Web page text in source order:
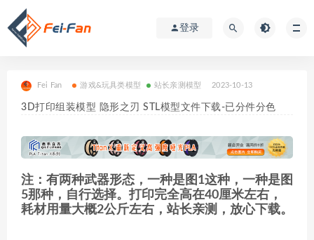
登录
Fei Fan 游戏&玩具类模型 站长亲测模型 2023-10-13
3D打印组装模型 隐形之刃 STL模型文件下载-已分件分色
注：有两种武器形态，一种是图1这种，一种是图
5那种，自行选择。打印完全高在40厘米左右，
耗材用量大概2公斤左右，站长亲测，放心下载。